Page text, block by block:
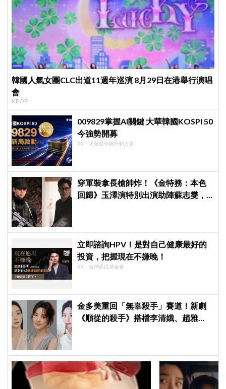
韓國人氣女團CLC出道11週年巡演 8月29日在港舉行演唱
會
KPOP
009829掌握AI關鍵 大華韓國KOSPI 50
今強勢開募
PR・大華銀全能行銷方案
穿軍裝拿長槍帥炸！《金特務：本色
回歸》玉澤演特別出演助陣蘇志燮，
立即諮詢HPV！是對自己健康最好的
投資，把握現在不嫌晚！
PR・台灣癌症基金會
金多美重回「無辜殺手」賽道！新劇
《順從的殺手》搭檔李清娥、趙雅